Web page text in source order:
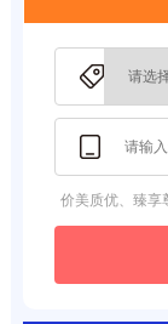
价美质优、臻享